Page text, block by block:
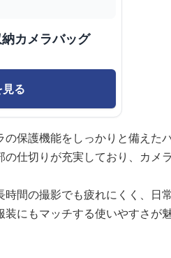
カメラバッグ
る
保護機能をしっかりと備えたバ
仕切りが充実しており、カメ
間の撮影でも疲れにくく、日
にもマッチする使いやすさが魅